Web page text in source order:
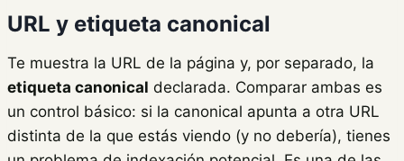
URL y etiqueta canonical
Te muestra la URL de la página y, por separado, la
etiqueta canonical declarada. Comparar ambas es
un control básico: si la canonical apunta a otra URL
distinta de la que estás viendo (y no debería), tienes